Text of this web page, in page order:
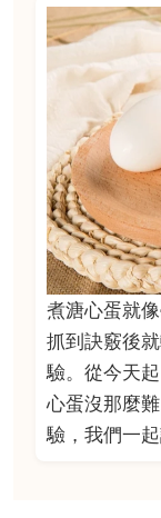
煮溏心蛋就
抓到訣竅後
驗。從今天
心蛋沒那麼
驗，我們一起